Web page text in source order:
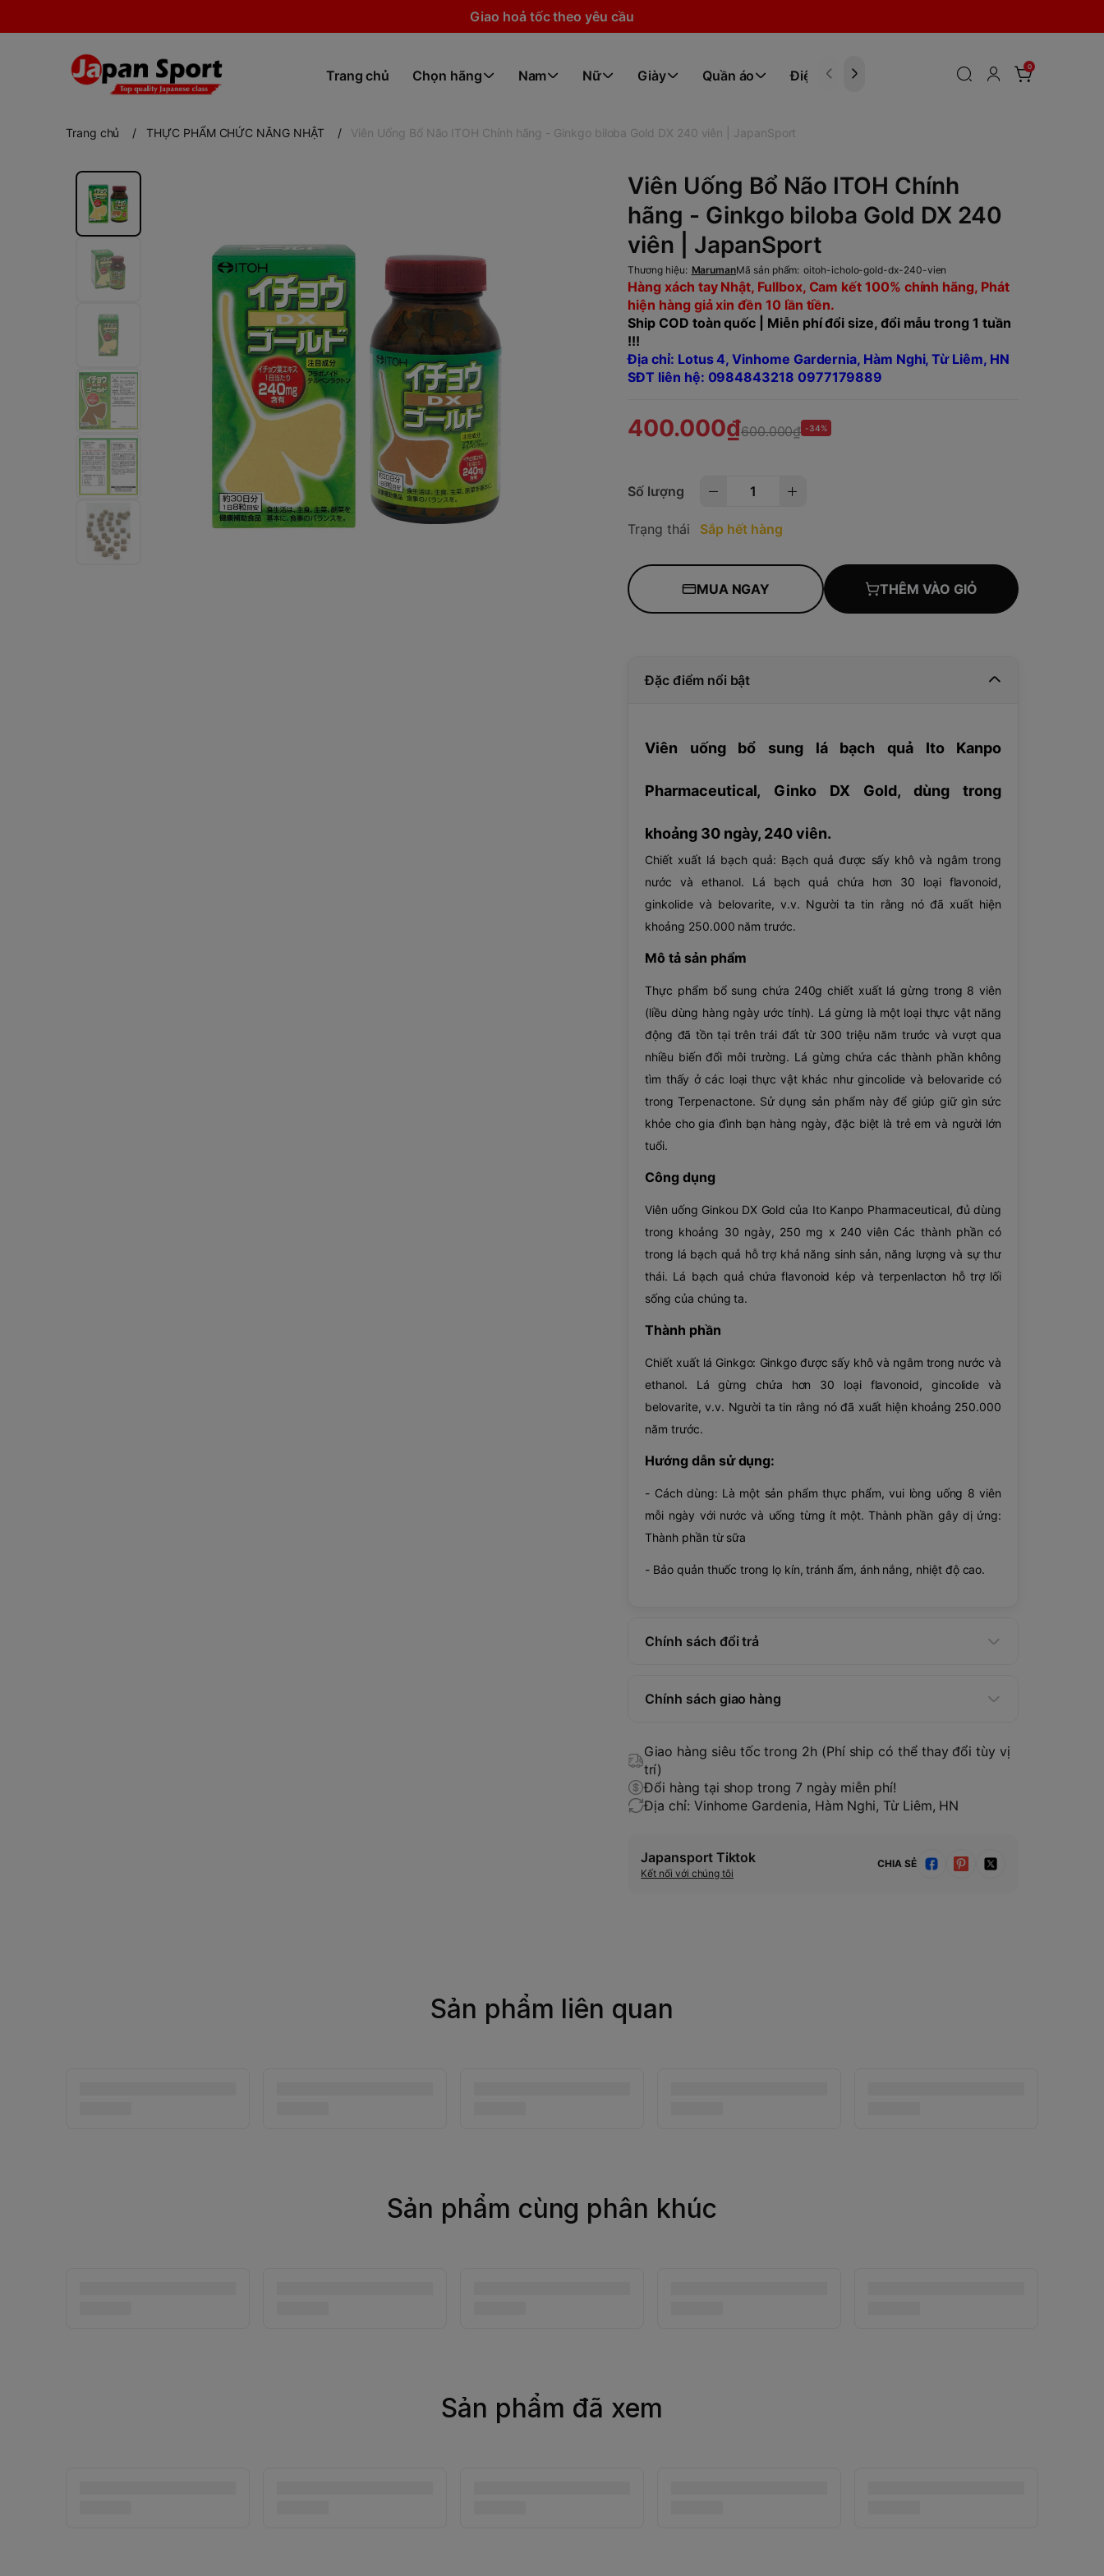
Giao hoả tốc theo yêu cầu
Trang chủ Chọn hãng Nam Nữ Giày Quần áo Điện tử
0
Trang chủ / THỰC PHẨM CHỨC NĂNG NHẬT / Viên Uống Bổ Não ITOH Chính hãng - Ginkgo biloba Gold DX 240 viên | JapanSport
Viên Uống Bổ Não ITOH Chính
hãng - Ginkgo biloba Gold DX 240
viên | JapanSport
Thương hiệu: MarumanMã sản phẩm: oitoh-icholo-gold-dx-240-vien
Hàng xách tay Nhật, Fullbox, Cam kết 100% chính hãng, Phát
hiện hàng giả xin đền 10 lần tiền.
Ship COD toàn quốc | Miễn phí đổi size, đổi mẫu trong 1 tuần
!!!
Địa chỉ: Lotus 4, Vinhome Gardernia, Hàm Nghi, Từ Liêm, HN
SĐT liên hệ: 0984843218 0977179889
400.000₫600.000₫ -34%
Số lượng
Trạng thái Sắp hết hàng
MUA NGAY THÊM VÀO GIỎ
Đặc điểm nổi bật
Viên uống bổ sung lá bạch quả Ito Kanpo
Pharmaceutical, Ginko DX Gold, dùng trong
khoảng 30 ngày, 240 viên.
Chiết xuất lá bạch quả: Bạch quả được sấy khô và ngâm trong
nước và ethanol. Lá bạch quả chứa hơn 30 loại flavonoid,
ginkolide và belovarite, v.v. Người ta tin rằng nó đã xuất hiện
khoảng 250.000 năm trước.
Mô tả sản phẩm
Thực phẩm bổ sung chứa 240g chiết xuất lá gừng trong 8 viên
(liều dùng hàng ngày ước tính). Lá gừng là một loại thực vật năng
động đã tồn tại trên trái đất từ ​​300 triệu năm trước và vượt qua
nhiều biến đổi môi trường. Lá gừng chứa các thành phần không
tìm thấy ở các loại thực vật khác như gincolide và belovaride có
trong Terpenactone. Sử dụng sản phẩm này để giúp giữ gìn sức
khỏe cho gia đình bạn hàng ngày, đặc biệt là trẻ em và người lớn
tuổi.
Công dụng
Viên uống Ginkou DX Gold của Ito Kanpo Pharmaceutical, đủ dùng
trong khoảng 30 ngày, 250 mg x 240 viên Các thành phần có
trong lá bạch quả hỗ trợ khả năng sinh sản, năng lượng và sự thư
thái. Lá bạch quả chứa flavonoid kép và terpenlacton hỗ trợ lối
sống của chúng ta.
Thành phần
Chiết xuất lá Ginkgo: Ginkgo được sấy khô và ngâm trong nước và
ethanol. Lá gừng chứa hơn 30 loại flavonoid, gincolide và
belovarite, v.v. Người ta tin rằng nó đã xuất hiện khoảng 250.000
năm trước.
Hướng dẫn sử dụng:
- Cách dùng: Là một sản phẩm thực phẩm, vui lòng uống 8 viên
mỗi ngày với nước và uống từng ít một. Thành phần gây dị ứng:
Thành phần từ sữa
- Bảo quản thuốc trong lọ kín, tránh ẩm, ánh nắng, nhiệt độ cao.
Chính sách đổi trả
Chính sách giao hàng
Giao hàng siêu tốc trong 2h (Phí ship có thể thay đổi tùy vị
trí)
Đổi hàng tại shop trong 7 ngày miễn phí!
Địa chỉ: Vinhome Gardenia, Hàm Nghi, Từ Liêm, HN
Japansport Tiktok
Kết nối với chúng tôi
CHIA SẺ
Sản phẩm liên quan
Sản phẩm cùng phân khúc
Sản phẩm đã xem